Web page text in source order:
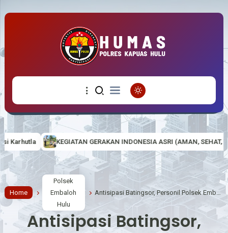
GERAKAN INDONESIA ASRI (AMAN, SEHAT, RESIK DAN INDAH) DI
Home
Polsek
Embaloh
Hulu
Antisipasi Batingsor, Personil Polsek Embaloh Hulu Laksanakan Monitoring Debit Air
Antisipasi Batingsor,